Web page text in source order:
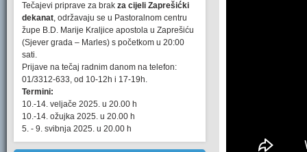
Tečajevi priprave za brak za cijeli Zaprešićki
dekanat, održavaju se u Pastoralnom centru
župe B.D. Marije Kraljice apostola u Zaprešiću
(Sjever grada – Marles) s početkom u 20:00
sati.
Prijave na tečaj radnim danom na telefon:
01/3312-633, od 10-12h i 17-19h.
Termini:
10.-14. veljače 2025. u 20.00 h
10.-14. ožujka 2025. u 20.00 h
5. - 9. svibnja 2025. u 20.00 h